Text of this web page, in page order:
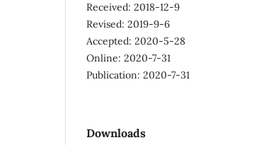
Received: 2018-12-9
Revised: 2019-9-6
Accepted: 2020-5-28
Online: 2020-7-31
Publication: 2020-7-31
Downloads